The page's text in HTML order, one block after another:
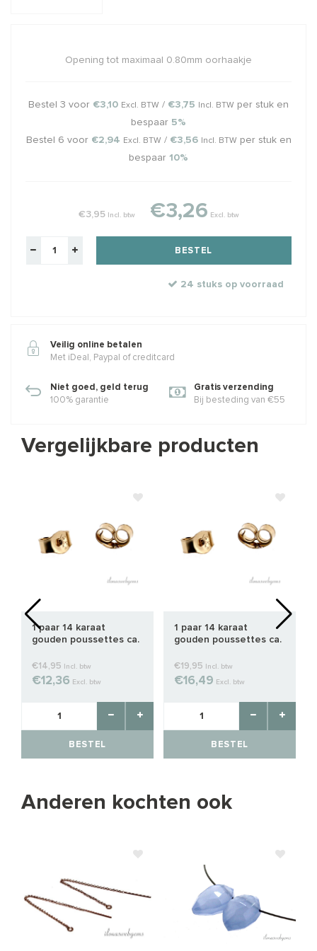
Opening tot maximaal 0.80mm oorhaakje
Bestel 3 voor €3,10 Excl. BTW / €3,75 Incl. BTW per stuk en
bespaar 5%
Bestel 6 voor €2,94 Excl. BTW / €3,56 Incl. BTW per stuk en
bespaar 10%
€3,95 Incl. btw €3,26 Excl. btw
BESTEL
24 stuks op voorraad
Veilig online betalen
Met iDeal, Paypal of creditcard
Niet goed, geld terug
100% garantie
Gratis verzending
Bij besteding van €55
Vergelijkbare producten
1 paar 14 karaat
gouden poussettes ca.
€14,95 Incl. btw
€12,36 Excl. btw
BESTEL
1 paar 14 karaat
gouden poussettes ca.
€19,95 Incl. btw
€16,49 Excl. btw
BESTEL
Anderen kochten ook